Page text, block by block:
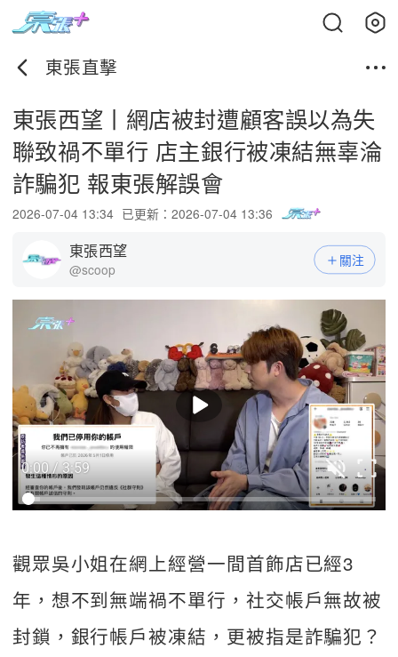
東張直擊
東張西望丨網店被封遭顧客誤以為失
聯致禍不單行 店主銀行被凍結無辜淪
詐騙犯 報東張解誤會
2026-07-04 13:34 已更新：2026-07-04 13:36
東張西望
@scoop
關注
0:00 / 3:59
觀眾吳小姐在網上經營一間首飾店已經3
年，想不到無端禍不單行，社交帳戶無故被
封鎖，銀行帳戶被凍結，更被指是詐騙犯？